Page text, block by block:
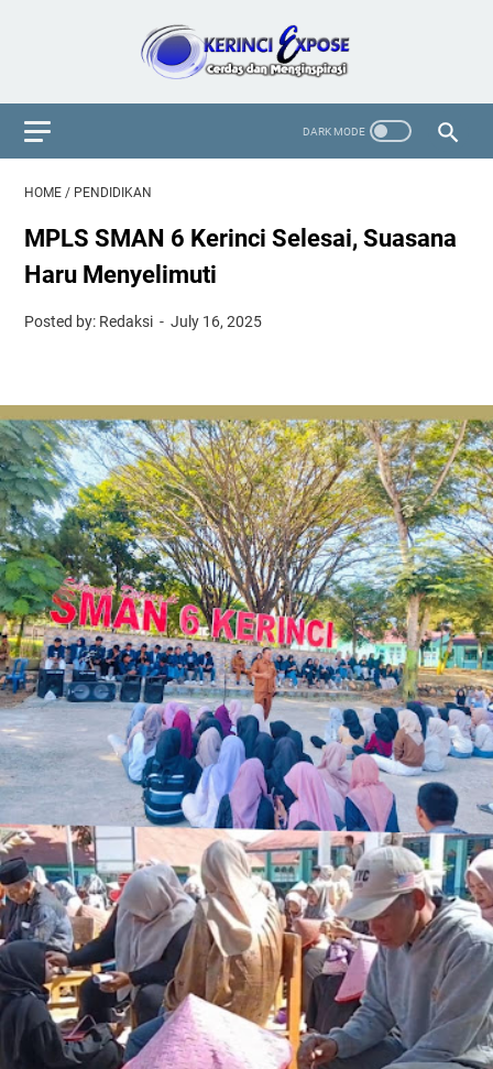
HOME / PENDIDIKAN
MPLS SMAN 6 Kerinci Selesai, Suasana
Haru Menyelimuti
Posted by: Redaksi July 16, 2025